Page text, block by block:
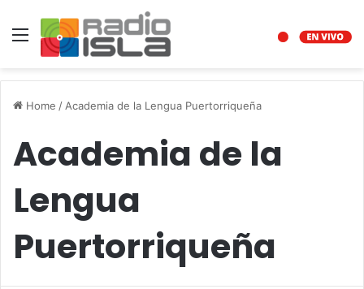
Menu
Home / Academia de la Lengua Puertorriqueña
Academia de la
Lengua
Puertorriqueña